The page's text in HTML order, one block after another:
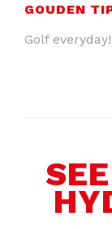
GOUDEN
Golf everyday!